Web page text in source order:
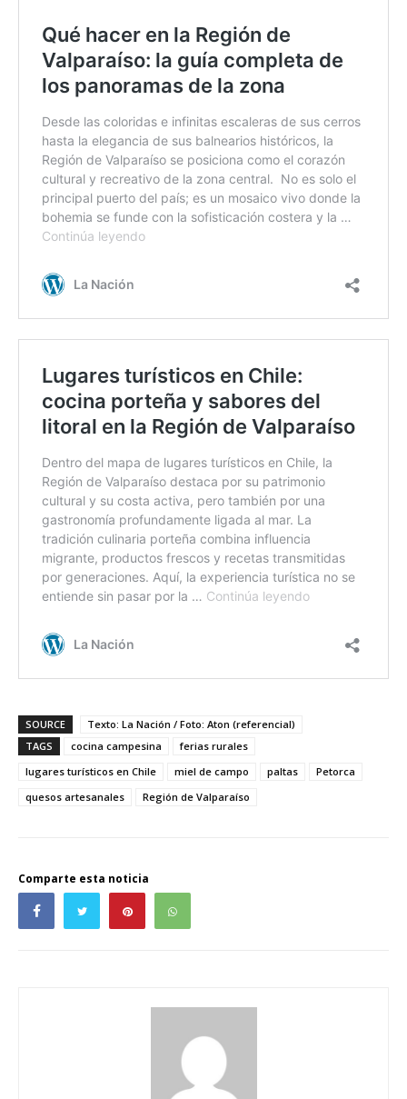
SOURCE
Texto: La Nación / Foto: Aton (referencial)
TAGS
cocina campesina
ferias rurales
lugares turísticos en Chile
miel de campo paltas
Petorca
quesos artesanales
Región de Valparaíso
Comparte esta noticia